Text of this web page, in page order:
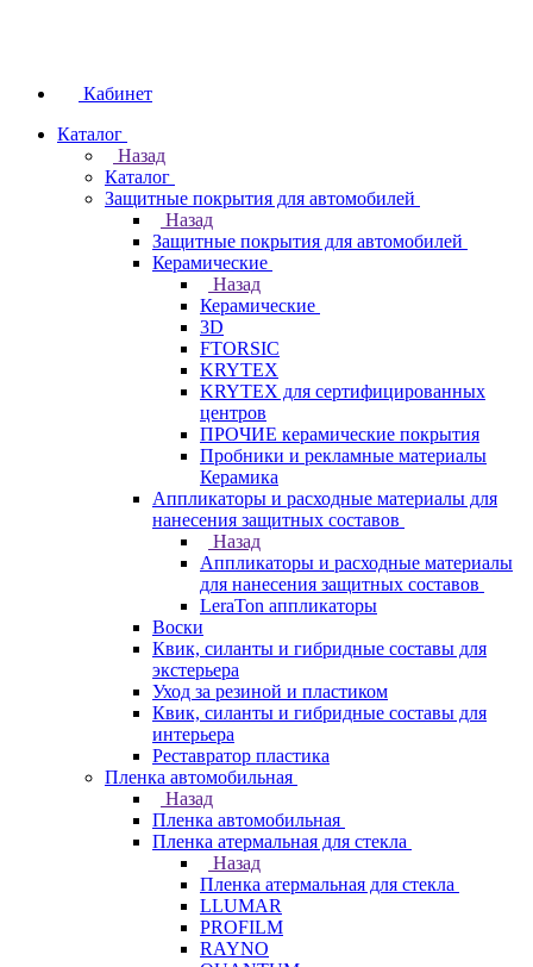
Кабинет
Каталог
Назад
Каталог
Защитные покрытия для автомобилей
Назад
Защитные покрытия для автомобилей
Керамические
Назад
Керамические
3D
FTORSIC
KRYTEX
KRYTEX для сертифицированных
центров
ПРОЧИЕ керамические покрытия
Пробники и рекламные материалы
Керамика
Аппликаторы и расходные материалы для
нанесения защитных составов
Назад
Аппликаторы и расходные материалы
для нанесения защитных составов
LeraTon аппликаторы
Воски
Квик, силанты и гибридные составы для
экстерьера
Уход за резиной и пластиком
Квик, силанты и гибридные составы для
интерьера
Реставратор пластика
Пленка автомобильная
Назад
Пленка автомобильная
Пленка атермальная для стекла
Назад
Пленка атермальная для стекла
LLUMAR
PROFILM
RAYNO